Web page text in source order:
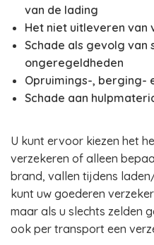
van de lading
Het niet uitleveren
Schade als gevolg van
ongeregeldheden
Opruimings-, berging-
Schade aan
U kunt ervoor kiezen het
verzekeren of alleen
brand, vallen tijdens
kunt uw goederen
maar als u slechts zelden
ook per transport een